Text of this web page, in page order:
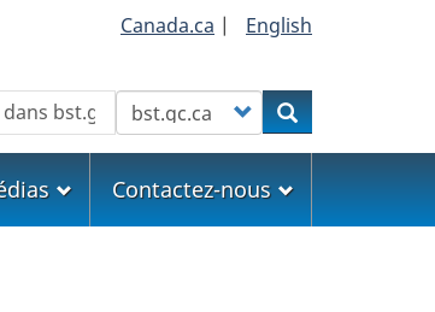
Canada.ca | English
Customize your searchRechercher
Contactez-nous